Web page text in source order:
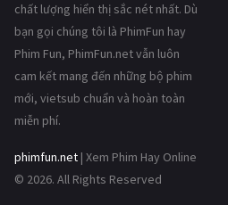
chất lượng hiển thị sắc nét nhất. Dù
bạn gọi chúng tôi là PhimFun hay
Phim Fun, PhimFun.net vẫn luôn
cam kết mang đến những bộ phim
mới, vietsub chuẩn và hoàn toàn
miễn phí.
phimfun.net | Xem Phim Hay Online
© 2026. All Rights Reserved